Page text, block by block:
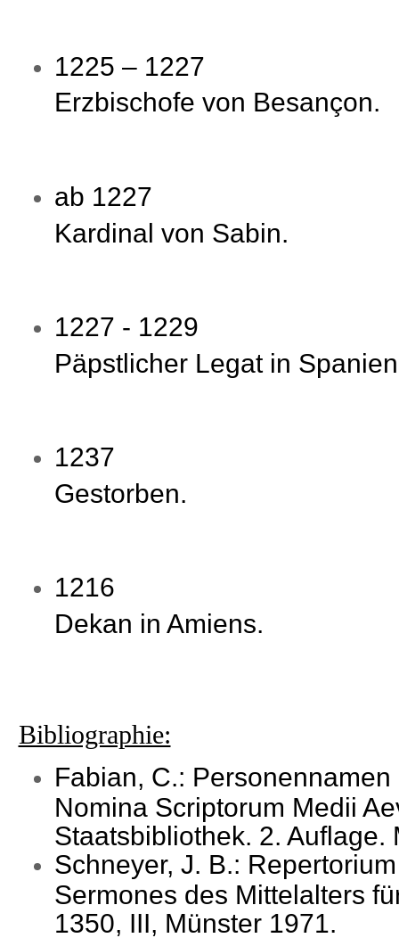
1225 – 1227
Erzbischofe von Besançon.
ab 1227
Kardinal von Sabin.
1227 - 1229
Päpstlicher Legat in
1237
Gestorben.
1216
Dekan in Amiens.
Bibliographie:
Fabian, C.:
Nomina Scriptorum Medii
Staatsbibliothek. 2. Auflage.
Schneyer, J. B.:
Sermones des Mittelalters
1350, III, Münster 1971.